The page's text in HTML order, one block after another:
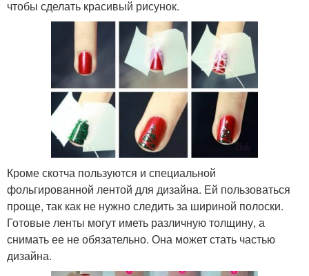
чтобы сделать красивый рисунок.
Кроме скотча пользуются и специальной
фольгированной лентой для дизайна. Ей пользоваться
проще, так как не нужно следить за шириной полоски.
Готовые ленты могут иметь различную толщину, а
снимать ее не обязательно. Она может стать частью
дизайна.